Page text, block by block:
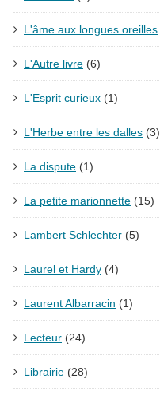
L'âme aux longues oreilles
L'Autre livre (6)
L'Esprit curieux (1)
L'Herbe entre les dalles (3)
La dispute (1)
La petite marionnette (15)
Lambert Schlechter (5)
Laurel et Hardy (4)
Laurent Albarracin (1)
Lecteur (24)
Librairie (28)